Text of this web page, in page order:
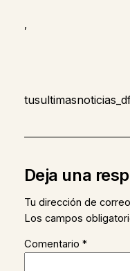
,
Deja una
Tu dirección de
Los campos
Comentario *